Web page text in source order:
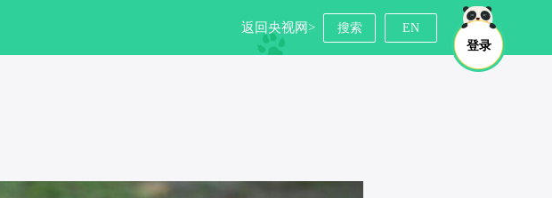
登录
返回央视网> 搜索 EN